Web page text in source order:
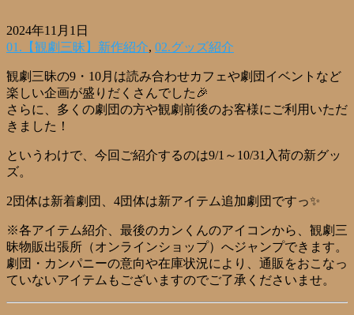
2024年11月1日
01.【観劇三昧】新作紹介, 02.グッズ紹介
観劇三昧の9・10月は読み合わせカフェや劇団イベントなど
楽しい企画が盛りだくさんでした🎉
さらに、多くの劇団の方や観劇前後のお客様にご利用いただ
きました！
というわけで、今回ご紹介するのは9/1～10/31入荷の新グッ
ズ。
2団体は新着劇団、4団体は新アイテム追加劇団ですっ✨
※各アイテム紹介、最後のカンくんのアイコンから、観劇三
昧物販出張所（オンラインショップ）へジャンプできます。
劇団・カンパニーの意向や在庫状況により、通販をおこなっ
ていないアイテムもございますのでご了承くださいませ。